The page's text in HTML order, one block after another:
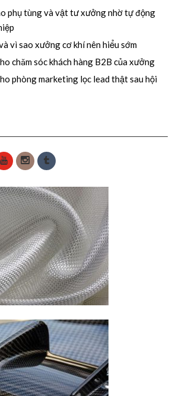
phụ tùng và vật tư xưởng nhờ tự động
vì sao xưởng cơ khí nên hiểu sớm
chăm sóc khách hàng B2B của xưởng
phòng marketing lọc lead thật sau hội